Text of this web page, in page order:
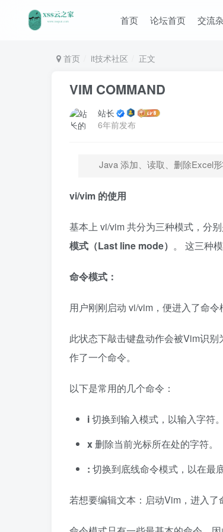
首页 论坛首页 交流
首页 it技术社区 正文
VIM COMMAND
站长
6年前发布
Java 添加、读取、删除Excel
vi/vim 的使用
基本上 vi/vim 共分为三种模式，分
模式（Last line mode） 。 这三种
命令模式：
用户刚刚启动 vi/vim，便进入了命令
此状态下敲击键盘动作会被Vim识
作了一个命令。
以下是常用的几个命令：
i切换到输入模式，以输入字符。
x删除当前光标所在处的字符。
: 切换到底线命令模式，以在最
若想要编辑文本：启动Vim，进入了